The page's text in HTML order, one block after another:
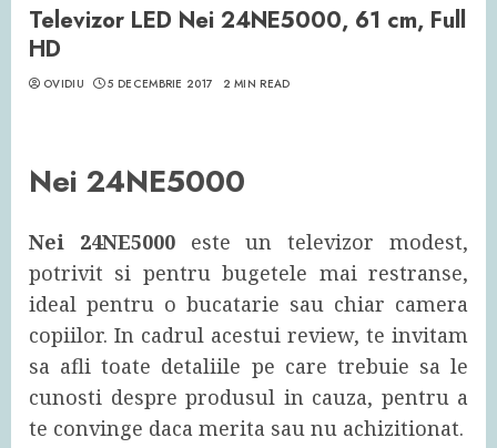
Televizor LED Nei 24NE5000, 61 cm, Full
HD
OVIDIU 5 DECEMBRIE 2017 2 MIN READ
Nei 24NE5000
Nei 24NE5000 este un televizor modest,
potrivit si pentru bugetele mai restranse,
ideal pentru o bucatarie sau chiar camera
copiilor. In cadrul acestui review, te invitam
sa afli toate detaliile pe care trebuie sa le
cunosti despre produsul in cauza, pentru a
te convinge daca merita sau nu achizitionat.